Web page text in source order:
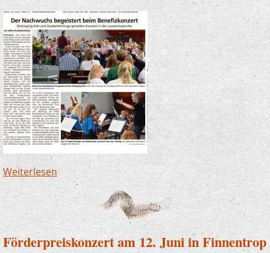
Weiterlesen über Benefizkonzert des Lionsclubs in St.
Laurentius
Förderpreiskonzert am 12. Juni in Finnentrop